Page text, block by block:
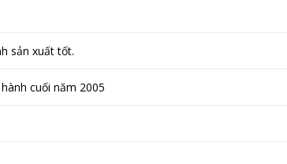
sản xuất tốt.
cuối năm 2005